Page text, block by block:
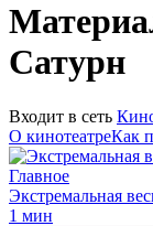
Сатурн
Входит в сеть
О кинотеатреКак
Главное
Экстремальная
1 мин